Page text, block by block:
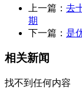
上一篇： 去
期
下一篇： 是
相关新闻
找不到任何内容